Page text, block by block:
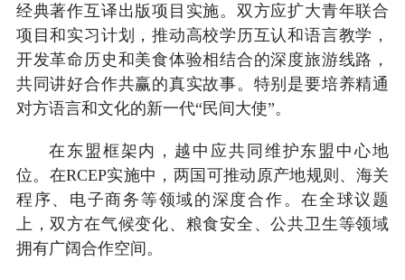
经典著作互译出版项目实施。双方应扩大青年联合
项目和实习计划，推动高校学历互认和语言教学，
开发革命历史和美食体验相结合的深度旅游线路，
共同讲好合作共赢的真实故事。特别是要培养精通
对方语言和文化的新一代“民间大使”。
在东盟框架内，越中应共同维护东盟中心地
位。在RCEP实施中，两国可推动原产地规则、海关
程序、电子商务等领域的深度合作。在全球议题
上，双方在气候变化、粮食安全、公共卫生等领域
拥有广阔合作空间。